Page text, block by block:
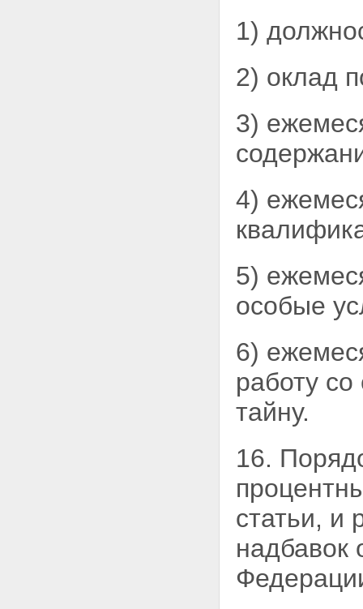
1)
2) оклад
3)
4)
5)
особые
6)
работу
тайну.
16.
статьи, и
надбавок